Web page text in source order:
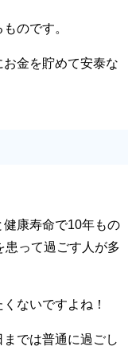
のです。
金を貯めて安泰な
康寿命で10年もの
患って過ごす人が多
ないですよね！
では普通に過ごし